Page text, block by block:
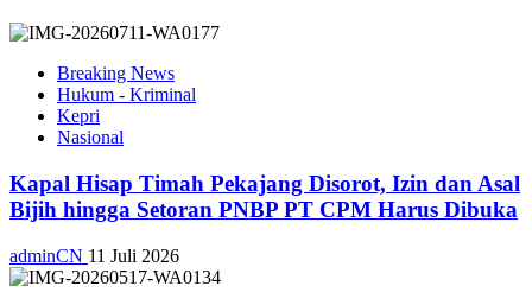
Breaking News
Hukum - Kriminal
Kepri
Nasional
Kapal Hisap Timah Pekajang Disorot, Izin dan Asal
Bijih hingga Setoran PNBP PT CPM Harus Dibuka
adminCN 11 Juli 2026